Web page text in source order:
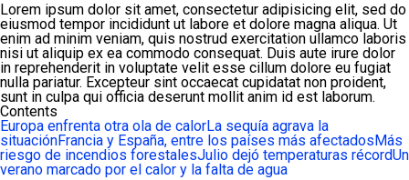
Lorem ipsum dolor sit amet, consectetur adipisicing elit, sed do
eiusmod tempor incididunt ut labore et dolore magna aliqua. Ut
enim ad minim veniam, quis nostrud exercitation ullamco laboris
nisi ut aliquip ex ea commodo consequat. Duis aute irure dolor
in reprehenderit in voluptate velit esse cillum dolore eu fugiat
nulla pariatur. Excepteur sint occaecat cupidatat non proident,
sunt in culpa qui officia deserunt mollit anim id est laborum.
Contents
Europa enfrenta otra ola de calorLa sequía agrava la
situaciónFrancia y España, entre los países más afectados Más
riesgo de incendios forestalesJulio dejó temperaturas récordUn
verano marcado por el calor y la falta de agua